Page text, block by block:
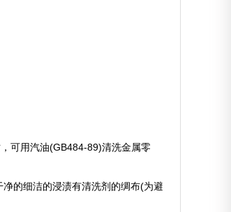
可用汽油(GB484-89)清洗金属零
的细洁的浸渍有清洗剂的绸布(为避